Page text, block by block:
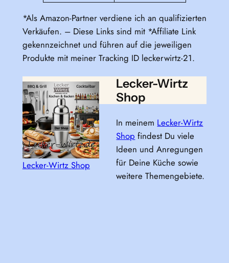
*Als Amazon-Partner verdiene ich an qualifizierten
Verkäufen. – Diese Links sind mit *Affiliate Link
gekennzeichnet und führen auf die jeweiligen
Produkte mit meiner Tracking ID leckerwirtz-21.
Lecker-Wirtz Shop
Lecker-Wirtz
Shop
In meinem Lecker-Wirtz
Shop findest Du viele
Ideen und Anregungen
für Deine Küche sowie
weitere Themengebiete.